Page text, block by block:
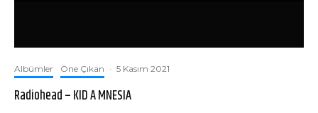
Albümler Öne Çıkan · 5 Kasım 2021
Radiohead – KID A MNESIA